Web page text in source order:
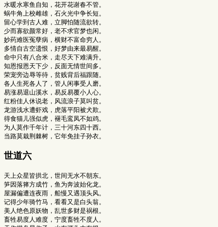
水暖水寒鱼自知，花开花谢春不管。
蜗牛角上校雌雄，石火光中争长短。
留心学到古人难，立脚怕随流欲转。
少而寡欲颜常好，老不求官梦也闲。
妙药难医冤孽病，横财不富命穷人。
多情自古空遗恨，好梦由来最易醒。
命中只有八合米，走尽天下难满升。
知恩报恩天下少，反面无情世间多。
荣宠旁边辱等待，贫贱背后福跟随。
各人生死各人了，管人闲事受人磨。
易涨易退山溪水，易反易覆小人心。
红粉佳人休说老，风流浪子莫叫贫。
龙游浅水遭虾戏，虎落平阳被犬欺。
得食猫儿强似虎，褪毛鸾凤不如鸡。
为人莫作千年计，三十河东四十西。
世道六
天上众星皆拱北，世间无水不朝东。
笋因落箨方成竹，鱼为奔波始化龙。
屋漏偏遭连夜雨，船慢又遇顶头风。
记得少年骑竹马，看看又是白头翁。
美人绝色原妖物，乱世多财是祸根。
畜牲易度人难度，宁度畜牲不度人。